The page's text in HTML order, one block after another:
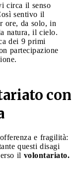
circa il senso
sentivo il
ore, da solo, in
natura, il cielo.
dei 9 primi
partecipazione
con
e fragilità:
questi disagi
il volontariato.